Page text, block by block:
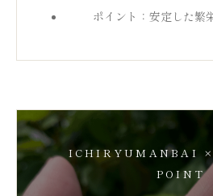
ポイント：安定した繁
ICHIRYUMANBAI
POINT